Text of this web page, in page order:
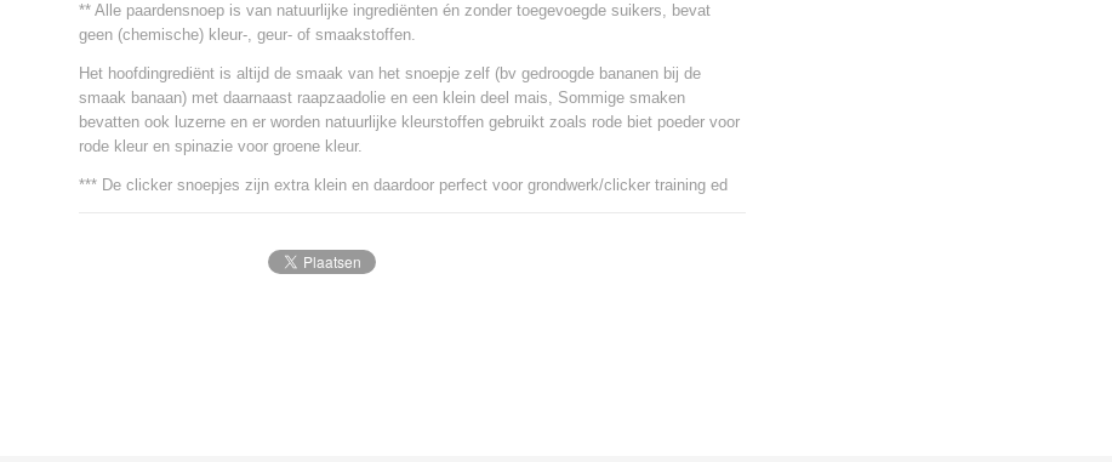
** Alle paardensnoep is van natuurlijke ingrediënten én zonder toegevoegde suikers, bevat
geen (chemische) kleur-, geur- of smaakstoffen.
Het hoofdingrediënt is altijd de smaak van het snoepje zelf (bv gedroogde bananen bij de
smaak banaan) met daarnaast raapzaadolie en een klein deel mais, Sommige smaken
bevatten ook luzerne en er worden natuurlijke kleurstoffen gebruikt zoals rode biet poeder voor
rode kleur en spinazie voor groene kleur.
*** De clicker snoepjes zijn extra klein en daardoor perfect voor grondwerk/clicker training ed